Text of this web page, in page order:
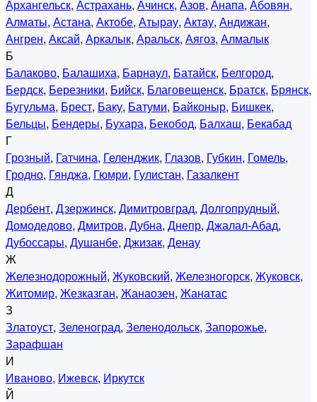
Архангельск, Астрахань, Ачинск, Азов, Анапа, Абовян,
Алматы, Астана, Актобе, Атырау, Актау, Андижан,
Ангрен, Аксай, Аркалык, Аральск, Аягоз, Алмалык
Б
Балаково, Балашиха, Барнаул, Батайск, Белгород,
Бердск, Березники, Бийск, Благовещенск, Братск, Брянск,
Бугульма, Брест, Баку, Батуми, Байконыр, Бишкек,
Бельцы, Бендеры, Бухара, Бекобод, Балхаш, Бекабад
Г
Грозный, Гатчина, Геленджик, Глазов, Губкин, Гомель,
Гродно, Гянджа, Гюмри, Гулистан, Газалкент
Д
Дербент, Дзержинск, Димитровград, Долгопрудный,
Домодедово, Дмитров, Дубна, Днепр, Джалал-Абад,
Дубоссары, Душанбе, Джизак, Денау
Ж
Железнодорожный, Жуковский, Железногорск, Жуковск,
Житомир, Жезказган, Жанаозен, Жанатас
З
Златоуст, Зеленоград, Зеленодольск, Запорожье,
Зарафшан
И
Иваново, Ижевск, Иркутск
Й